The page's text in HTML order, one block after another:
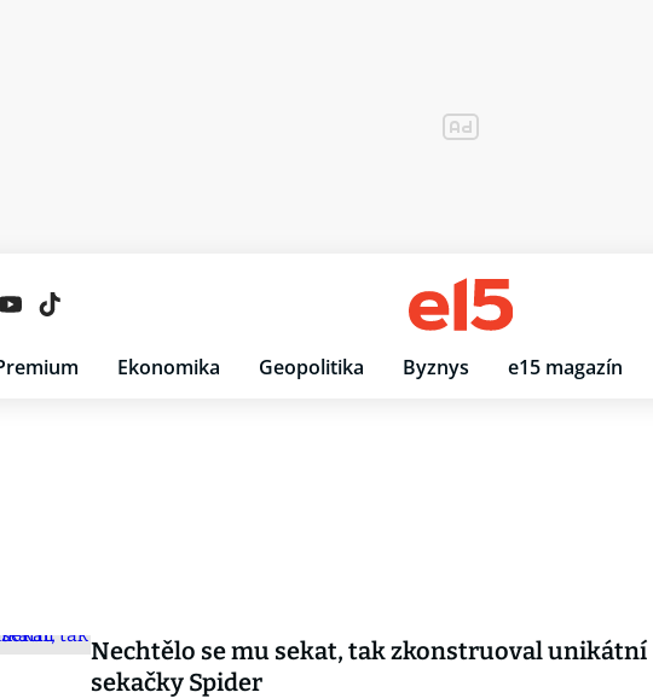
Ekonomika Geopolitika Byznys e15 magazín
Nechtělo se mu sekat, tak zkonstruoval unikátní
sekačky Spider